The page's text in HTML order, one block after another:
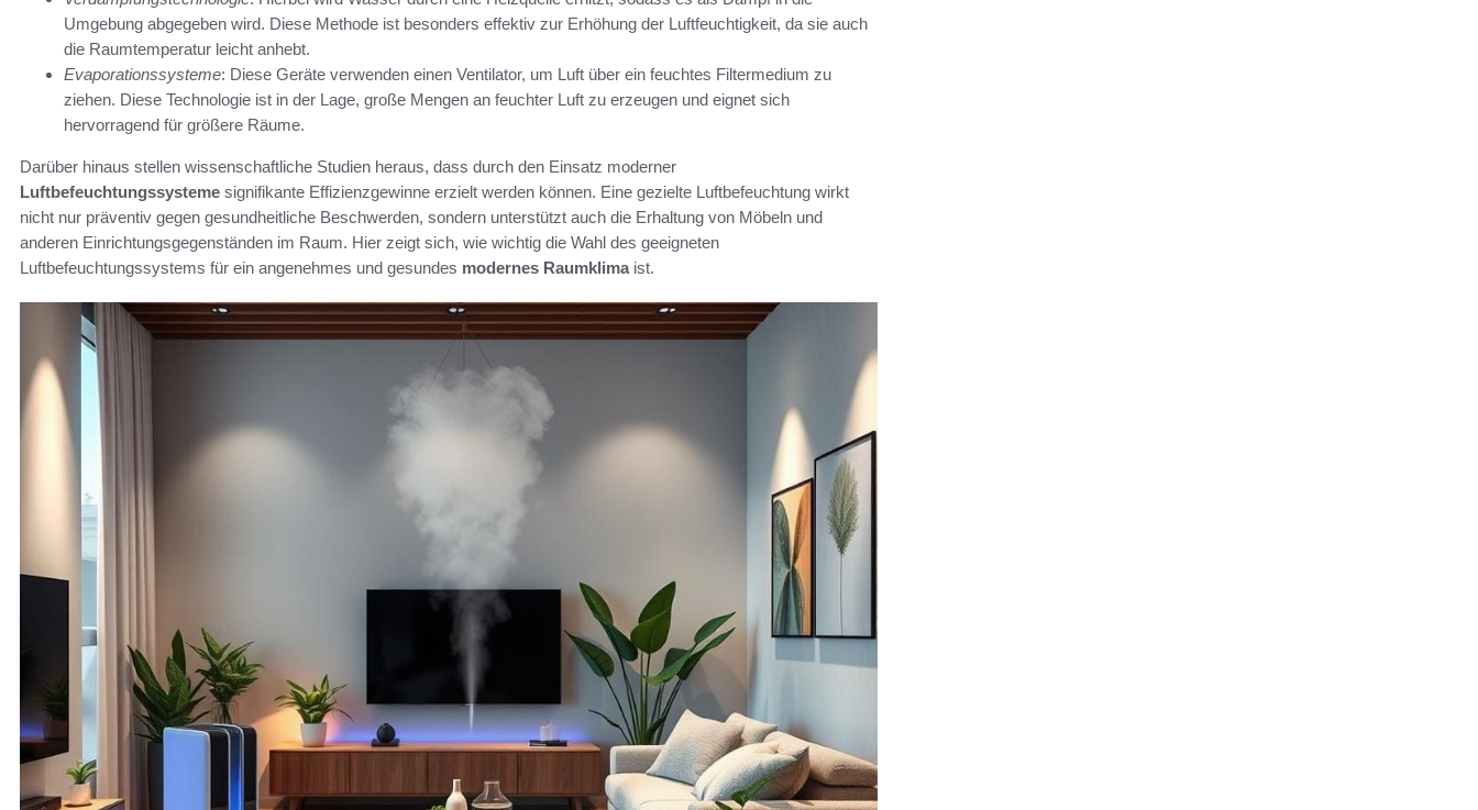
Umgebung abgegeben wird. Diese Methode ist besonders effektiv zur Erhöhung der Luftfeuchtigkeit, da sie auch
die Raumtemperatur leicht anhebt.
Evaporationssysteme: Diese Geräte verwenden einen Ventilator, um Luft über ein feuchtes Filtermedium zu
ziehen. Diese Technologie ist in der Lage, große Mengen an feuchter Luft zu erzeugen und eignet sich
hervorragend für größere Räume.
Darüber hinaus stellen wissenschaftliche Studien heraus, dass durch den Einsatz moderner
Luftbefeuchtungssysteme signifikante Effizienzgewinne erzielt werden können. Eine gezielte Luftbefeuchtung wirkt
nicht nur präventiv gegen gesundheitliche Beschwerden, sondern unterstützt auch die Erhaltung von Möbeln und
anderen Einrichtungsgegenständen im Raum. Hier zeigt sich, wie wichtig die Wahl des geeigneten
Luftbefeuchtungssystems für ein angenehmes und gesundes modernes Raumklimaist.